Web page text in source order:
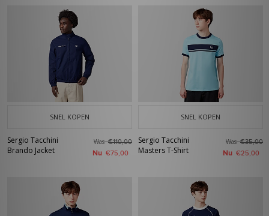
SNEL KOPEN
Sergio Tacchini
Brando Jacket
Was€110,00
Nu €75,00
SNEL KOPEN
Sergio Tacchini
Masters T-Shirt
Was€35,00
Nu €25,00